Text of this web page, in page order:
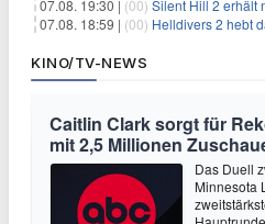
07.08. 19:30 | (00) Silent Hill 2 erhält neues
07.08. 18:59 | (00) Helldivers 2 hebt das Level-
KINO/TV-NEWS
Caitlin Clark sorgt für
mit 2,5 Millionen
Das Duell
Minnesota